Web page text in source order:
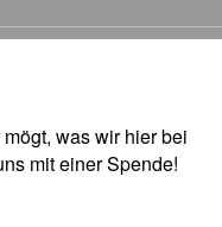
was wir hier bei
mit einer Spende!